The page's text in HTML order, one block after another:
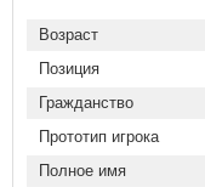
Возраст
Позиция
Гражданство
Прототип игрока
Полное имя